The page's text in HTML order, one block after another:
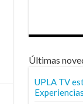
Últimas
UPLA TV